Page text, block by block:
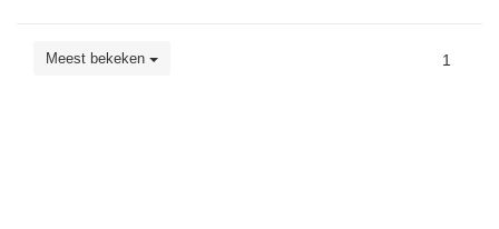
Meest bekeken 1